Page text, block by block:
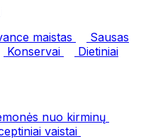
maistas
Sausas
Konservai
Dietiniai
nuo kirminų
vaistai